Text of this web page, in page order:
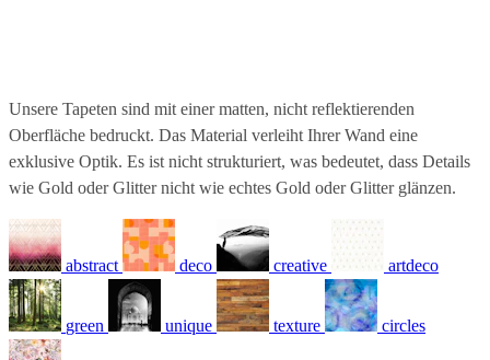
Unsere Tapeten sind mit einer matten, nicht reflektierenden
Oberfläche bedruckt. Das Material verleiht Ihrer Wand eine
exklusive Optik. Es ist nicht strukturiert, was bedeutet, dass Details
wie Gold oder Glitter nicht wie echtes Gold oder Glitter glänzen.
abstract deco creative artdeco
green unique texture circles